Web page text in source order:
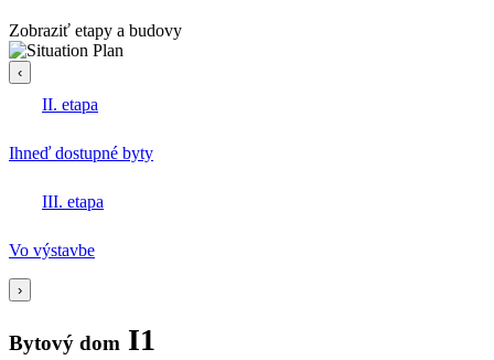
Zobraziť etapy a budovy
‹
II. etapa
Ihneď dostupné byty
III. etapa
Vo výstavbe
›
Bytový dom I1